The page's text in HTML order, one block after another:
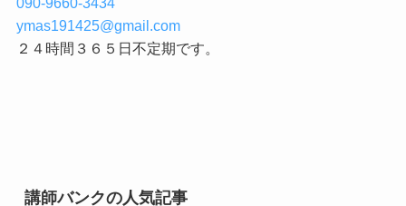
ymas191425@gmail.com
２４時間３６５日不定期です。
講師バンクの人気記事